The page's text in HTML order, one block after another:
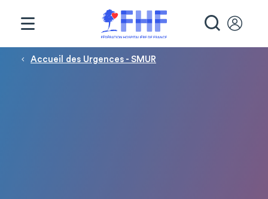
Fil d'Ariane
Accueil des Urgences - SMUR
Panneau de gestion des cookies